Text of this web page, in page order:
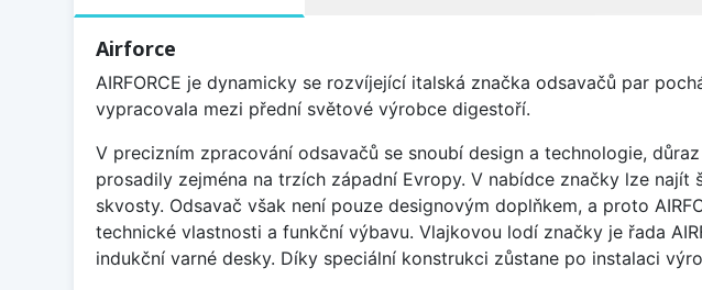
Airforce
AIRFORCE je dynamicky se rozvíjející italská značka odsavačů par
vypracovala mezi přední světové výrobce digestoří.
V precizním zpracování odsavačů se snoubí design a technologie,
prosadily zejména na trzích západní Evropy. V nabídce značky lze
skvosty. Odsavač však není pouze designovým doplňkem, a proto
technické vlastnosti a funkční výbavu. Vlajkovou lodí značky je řada
indukční varné desky. Díky speciální konstrukci zůstane po instalaci